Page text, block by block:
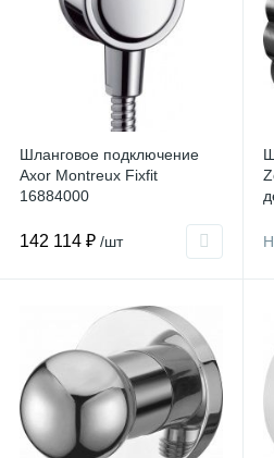
Шланговое подключение
Axor Montreux Fixfit
16884000
142 114 ₽ /шт